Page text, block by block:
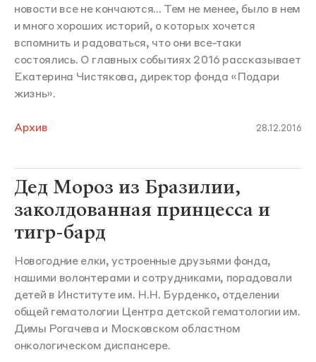
новости все не кончаются... Тем не менее, было в нем
и много хороших историй, о которых хочется
вспомнить и радоваться, что они все-таки
состоялись. О главных событиях 2016 рассказывает
Екатерина Чистякова, директор фонда «Подари
жизнь».
Архив 28.12.2016
Дед Мороз из Бразилии,
заколдованная принцесса и
тигр-бард
Новогодние елки, устроенные друзьями фонда,
нашими волонтерами и сотрудниками, порадовали
детей в Институте им. Н.Н. Бурденко, отделении
общей гематологии Центра детской гематологии им.
Димы Рогачева и Московском областном
онкологическом диспансере.